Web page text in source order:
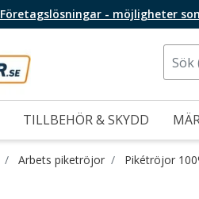
Företagslösningar - möjligheter
TILLBEHÖR & SKYDD
Arbets piketröjor Pikétröjor